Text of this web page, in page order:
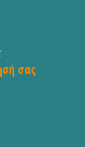
σας